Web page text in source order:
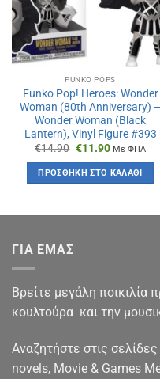
FUNKO POPS
Funko Pop! Heroes: Wonder
Woman (80th Anniversary) –
Wonder Woman (Black
Lantern), Vinyl Figure #393
€14.90 Original
was:
€14.90.
€11.90Η
τιμή
είναι:
€11.90.
Με ΦΠΑ
ΠΡΟΣΘΉΚΗ ΣΤΟ ΚΑΛΆΘΙ
ΓΙΑ ΕΜΑΣ
Βρείτε μεγάλη
κουλτούρα και την
Αναζητήστε στις
novels, Movie & Games